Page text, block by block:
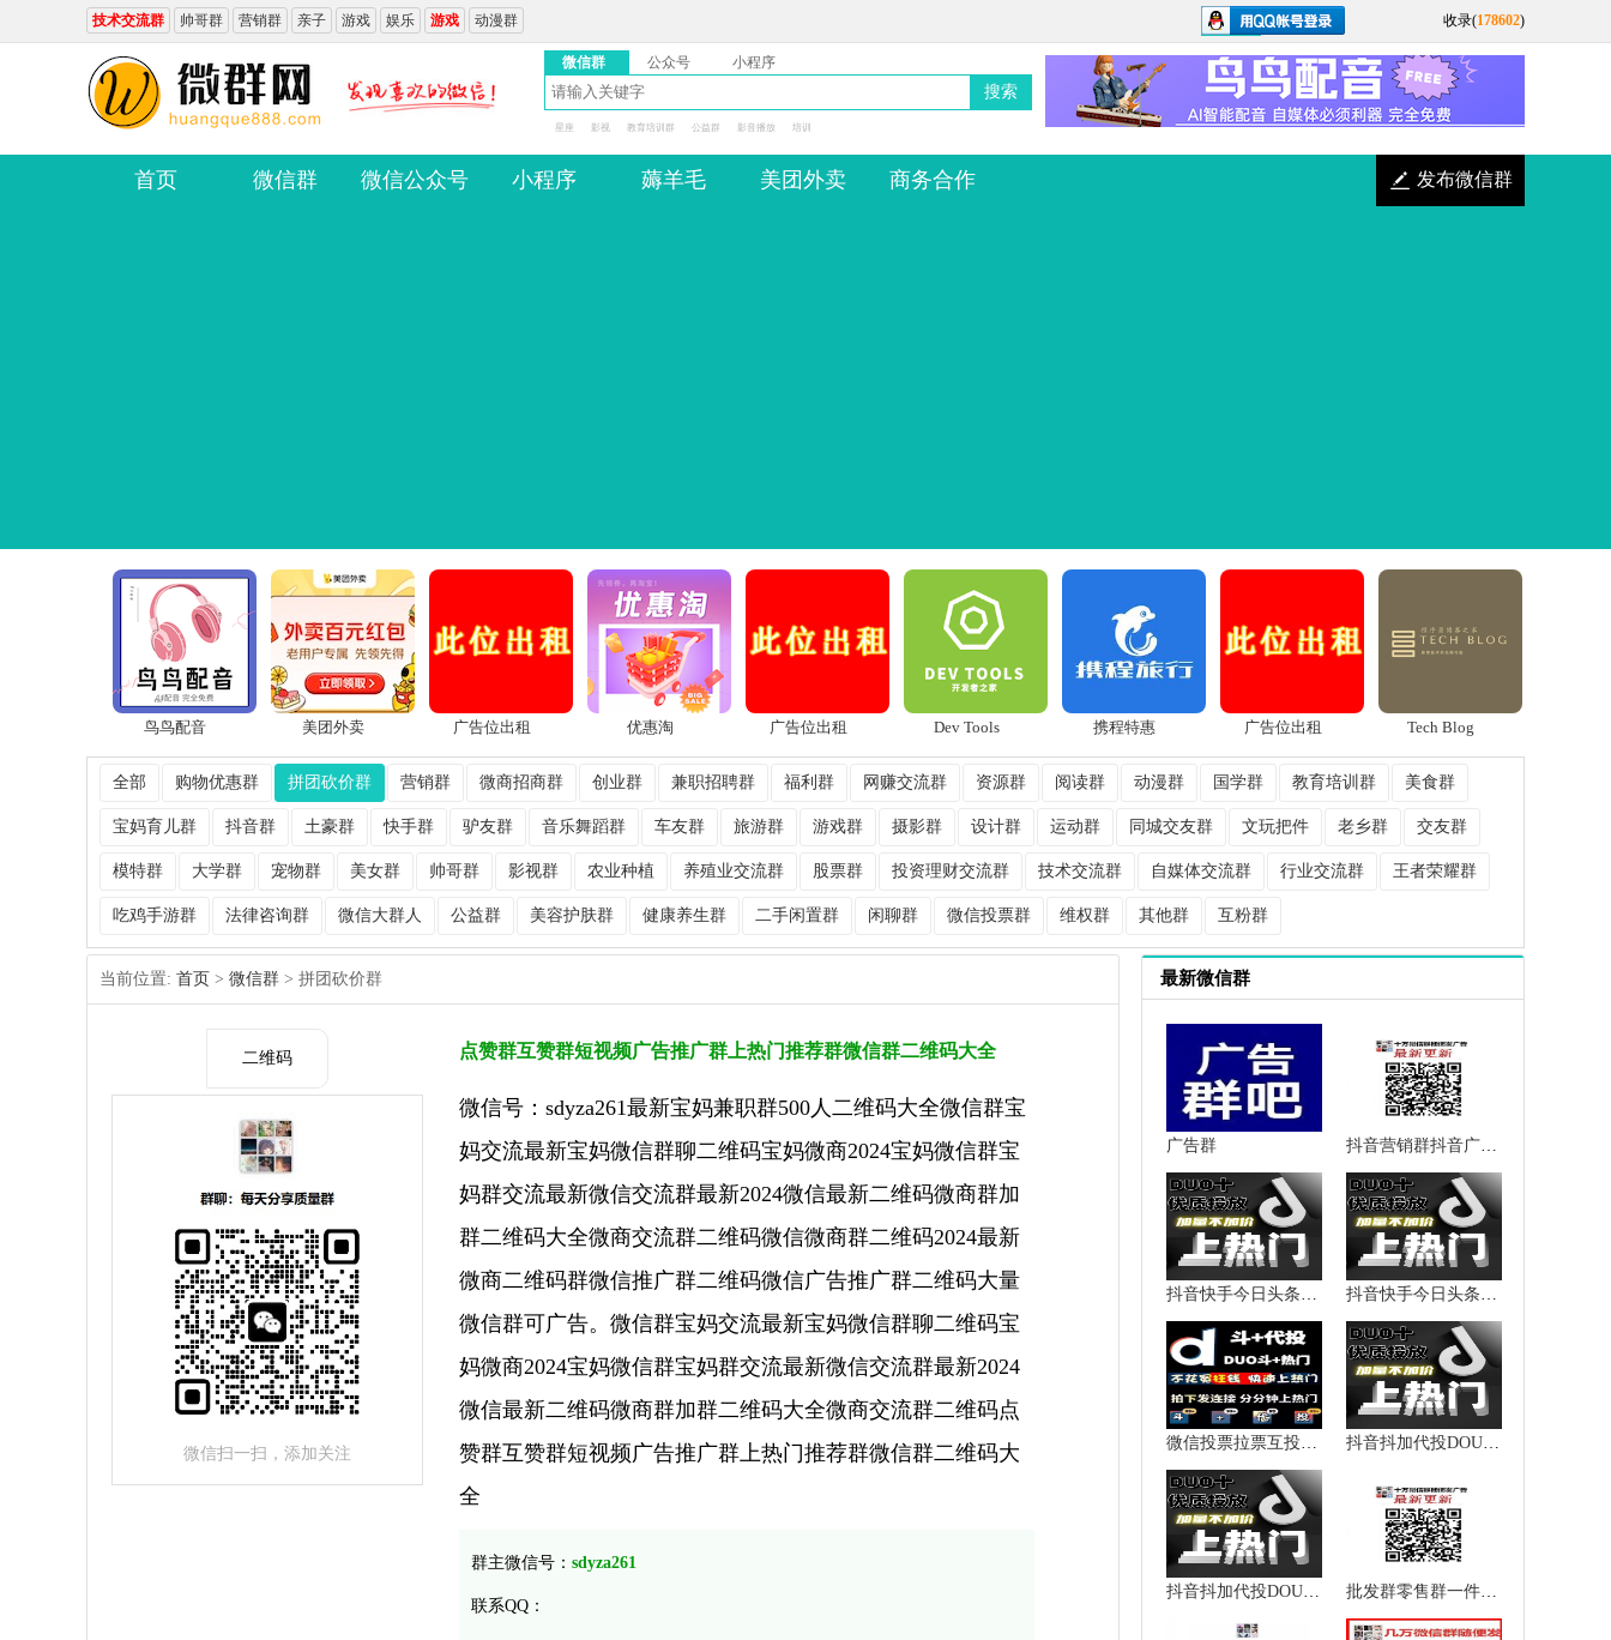
技术交流群 帅哥群 营销群 亲子 游戏 娱乐 游戏 动漫群 收录(178602)
微信群 公众号 小程序
搜索
星座 影视 教育培训群 公益群 影音播放 培训
首页 微信群 微信公众号 小程序 薅羊毛 美团外卖 商务合作 发布微信群
鸟鸟配音 美团外卖 广告位出租 优惠淘 广告位出租 Dev Tools 携程特惠 广告位出租 Tech Blog
全部 购物优惠群 拼团砍价群 营销群 微商招商群 创业群 兼职招聘群 福利群 网赚交流群 资源群 阅读群 动漫群 国学群 教育培训群 美食群
宝妈育儿群 抖音群 土豪群 快手群 驴友群 音乐舞蹈群 车友群 旅游群 游戏群 摄影群 设计群 运动群 同城交友群 文玩把件 老乡群 交友群
模特群 大学群 宠物群 美女群 帅哥群 影视群 农业种植 养殖业交流群 股票群 投资理财交流群 技术交流群 自媒体交流群 行业交流群 王者荣耀群
吃鸡手游群 法律咨询群 微信大群人 公益群 美容护肤群 健康养生群 二手闲置群 闲聊群 微信投票群 维权群 其他群 互粉群
当前位置: 首页 > 微信群 > 拼团砍价群
二维码
微信扫一扫，添加关注
点赞群互赞群短视频广告推广群上热门推荐群微信群二维码大全
微信号：sdyza261最新宝妈兼职群500人二维码大全微信群宝
妈交流最新宝妈微信群聊二维码宝妈微商2024宝妈微信群宝
妈群交流最新微信交流群最新2024微信最新二维码微商群加
群二维码大全微商交流群二维码微信微商群二维码2024最新
微商二维码群微信推广群二维码微信广告推广群二维码大量
微信群可广告。微信群宝妈交流最新宝妈微信群聊二维码宝
妈微商2024宝妈微信群宝妈群交流最新微信交流群最新2024
微信最新二维码微商群加群二维码大全微商交流群二维码点
赞群互赞群短视频广告推广群上热门推荐群微信群二维码大
全
群主微信号： sdyza261
联系QQ：
最新微信群
广告群 抖音营销群抖音广告群抖音推广群抖音人脉群微信群二维码大全
抖音快手今日头条西瓜视频加粉涨粉点赞播放量上热门提升热度 抖音快手今日头条西瓜视频加粉涨粉点赞播放量上热门提升热度
微信投票拉票互投互粉抖音快手 抖音抖加代投DOU+热门dou上热门抖y音快速上热门图文图集推送投放
抖音抖加代投DOU+热门dou上热门抖y音快速上热门图文图集推送投放 批发群零售群一件代发群货源加盟群代理群微信群二维码大全